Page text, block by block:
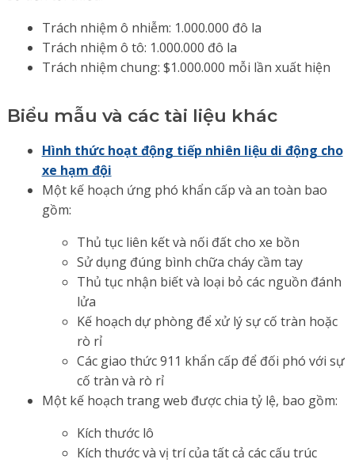
Trách nhiệm ô nhiễm: 1.000.000 đô la
Trách nhiệm ô tô: 1.000.000 đô la
Trách nhiệm chung: $1.000.000 mỗi lần xuất hiện
Biểu mẫu và các tài liệu khác
Hình thức hoạt động tiếp nhiên liệu di động cho
xe hạm đội
Một kế hoạch ứng phó khẩn cấp và an toàn bao
gồm:
Thủ tục liên kết và nối đất cho xe bồn
Sử dụng đúng bình chữa cháy cầm tay
Thủ tục nhận biết và loại bỏ các nguồn đánh
lửa
Kế hoạch dự phòng để xử lý sự cố tràn hoặc
rò rỉ
Các giao thức 911 khẩn cấp để đối phó với sự
cố tràn và rò rỉ
Một kế hoạch trang web được chia tỷ lệ, bao gồm:
Kích thước lô
Kích thước và vị trí của tất cả các cấu trúc